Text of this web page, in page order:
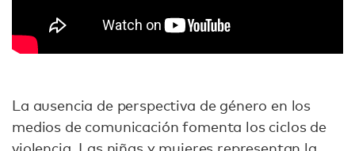
La ausencia de perspectiva de género en los
medios de comunicación fomenta los ciclos de